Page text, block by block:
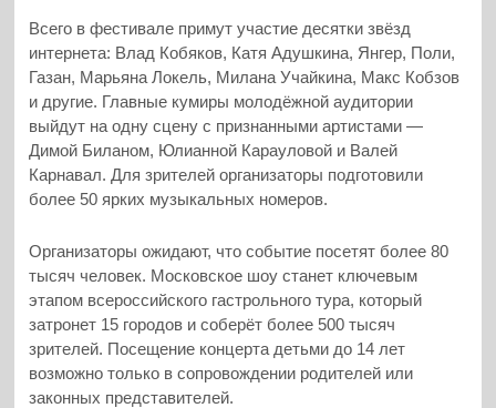
Всего в фестивале примут участие десятки звёзд
интернета: Влад Кобяков, Катя Адушкина, Янгер, Поли,
Газан, Марьяна Локель, Милана Учайкина, Макс Кобзов
и другие. Главные кумиры молодёжной аудитории
выйдут на одну сцену с признанными артистами —
Димой Биланом, Юлианной Карауловой и Валей
Карнавал. Для зрителей организаторы подготовили
более 50 ярких музыкальных номеров.
Организаторы ожидают, что событие посетят более 80
тысяч человек. Московское шоу станет ключевым
этапом всероссийского гастрольного тура, который
затронет 15 городов и соберёт более 500 тысяч
зрителей. Посещение концерта детьми до 14 лет
возможно только в сопровождении родителей или
законных представителей.